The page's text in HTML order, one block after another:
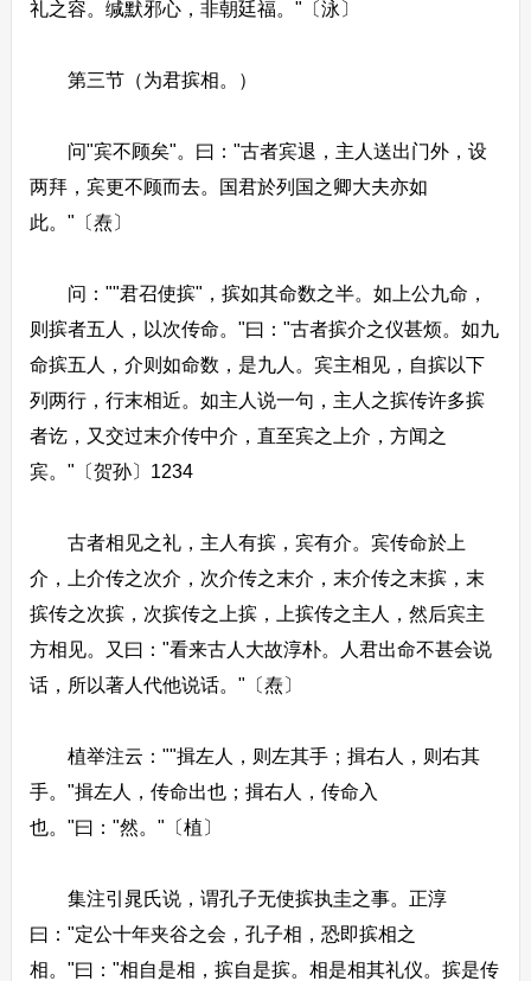
礼之容。缄默邪心，非朝廷福。"〔泳〕
第三节（为君摈相。）
问"宾不顾矣"。曰："古者宾退，主人送出门外，设
两拜，宾更不顾而去。国君於列国之卿大夫亦如
此。"〔焘〕
问：""君召使摈"，摈如其命数之半。如上公九命，
则摈者五人，以次传命。"曰："古者摈介之仪甚烦。如九
命摈五人，介则如命数，是九人。宾主相见，自摈以下
列两行，行末相近。如主人说一句，主人之摈传许多摈
者讫，又交过末介传中介，直至宾之上介，方闻之
宾。"〔贺孙〕1234
古者相见之礼，主人有摈，宾有介。宾传命於上
介，上介传之次介，次介传之末介，末介传之末摈，末
摈传之次摈，次摈传之上摈，上摈传之主人，然后宾主
方相见。又曰："看来古人大故淳朴。人君出命不甚会说
话，所以著人代他说话。"〔焘〕
植举注云：""揖左人，则左其手；揖右人，则右其
手。"揖左人，传命出也；揖右人，传命入
也。"曰："然。"〔植〕
集注引晁氏说，谓孔子无使摈执圭之事。正淳
曰："定公十年夹谷之会，孔子相，恐即摈相之
相。"曰："相自是相，摈自是摈。相是相其礼仪。摈是传